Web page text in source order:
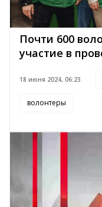
Почти 600
участие в
18 июня 2024, 06:23
волонтеры